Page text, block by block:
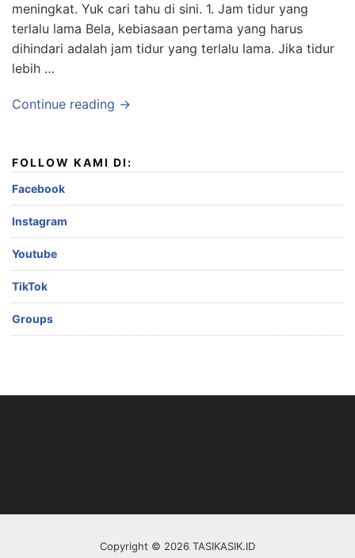
meningkat. Yuk cari tahu di sini. 1. Jam tidur yang
terlalu lama Bela, kebiasaan pertama yang harus
dihindari adalah jam tidur yang terlalu lama. Jika tidur
lebih …
Continue reading →
FOLLOW KAMI DI:
Facebook
Instagram
Youtube
TikTok
Groups
Copyright © 2026 TASIKASIK.ID